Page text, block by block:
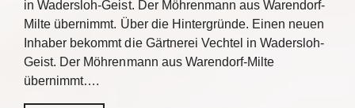
in Wadersloh-Geist. Der Möhrenmann aus Warendorf-
Milte übernimmt. Über die Hintergründe. Einen neuen
Inhaber bekommt die Gärtnerei Vechtel in Wadersloh-
Geist. Der Möhrenmann aus Warendorf-Milte
übernimmt….